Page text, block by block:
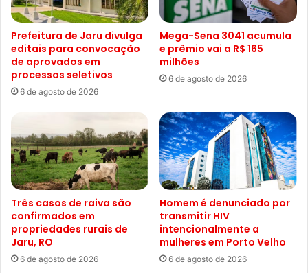
Prefeitura de Jaru divulga
editais para convocação
de aprovados em
processos seletivos
6 de agosto de 2026
Mega-Sena 3041 acumula
e prêmio vai a R$ 165
milhões
6 de agosto de 2026
Três casos de raiva são
confirmados em
propriedades rurais de
Jaru, RO
6 de agosto de 2026
Homem é denunciado por
transmitir HIV
intencionalmente a
mulheres em Porto Velho
6 de agosto de 2026